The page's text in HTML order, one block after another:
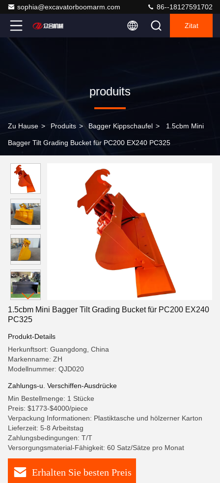
sophia@excavatorboomarm.com 86--18127591702
Zitat
produits
Zu Hause > Produits > Bagger Kippschaufel > 1.5cbm Mini
Bagger Tilt Grading Bucket für PC200 EX240 PC325
1.5cbm Mini Bagger Tilt Grading Bucket für PC200 EX240
PC325
Produkt-Details
Herkunftsort: Guangdong, China
Markenname: ZH
Modellnummer: QJD020
Zahlungs-u. Verschiffen-Ausdrücke
Min Bestellmenge: 1 Stücke
Preis: $1773-$4000/piece
Verpackung Informationen: Plastiktasche und hölzerner Karton
Lieferzeit: 5-8 Arbeitstag
Zahlungsbedingungen: T/T
Versorgungsmaterial-Fähigkeit: 60 Satz/Sätze pro Monat
Erhalten Sie besten Preis